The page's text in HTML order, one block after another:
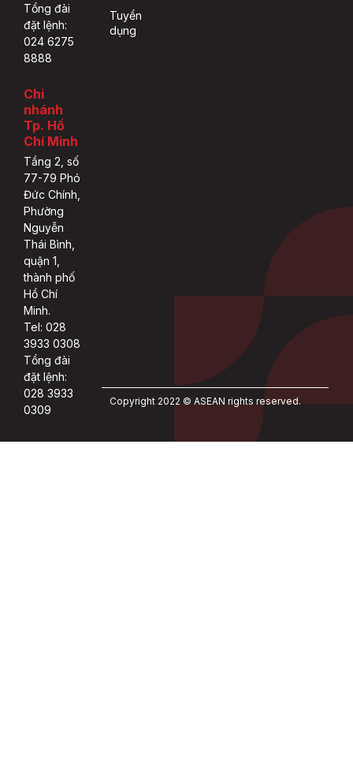
Tổng đài
đặt lệnh:
024 6275
8888
Chi
nhánh
Tp. Hồ
Chí Minh
Tầng 2, số
77-79 Phó
Đức Chính,
Phường
Nguyễn
Thái Bình,
quận 1,
thành phố
Hồ Chí
Minh.
Tel: 028
3933 0308
Tổng đài
đặt lệnh:
028 3933
0309
Tuyển
dụng
Copyright 2022 © ASEAN rights reserved.